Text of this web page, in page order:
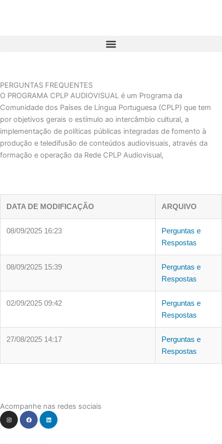
PERGUNTAS FREQUENTES
O PROGRAMA CPLP AUDIOVISUAL é um Programa da
Comunidade dos Países de Língua Portuguesa (CPLP) que tem
por objetivos gerais o estímulo ao intercâmbio cultural, a
implementação de políticas públicas integradas de fomento à
produção e teledifusão de conteúdos audiovisuais, através da
formação e operação da Rede CPLP Audiovisual,
DATA DE MODIFICAÇÃO ARQUIVO
08/09/2025 16:23
Perguntas e
Respostas
08/09/2025 15:39
Perguntas e
Respostas
02/09/2025 09:42
Perguntas e
Respostas
27/08/2025 14:17
Perguntas e
Respostas
Acompanhe nas redes sociais
I
n
F
a
L
i